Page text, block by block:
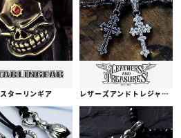
スターリンギア レザーズアンドトレジャーズ